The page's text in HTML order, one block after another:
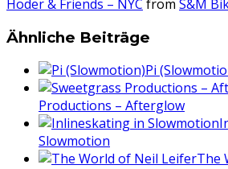
Hoder & Friends – NYC from S&M
Ähnliche Beiträge
Pi
Productions – Afterglow
Slowmotion
The